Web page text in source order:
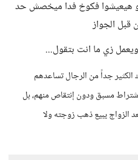
هيعيشوا فكوخ فدا ميخصش حد
الجواز
زي ما انت بتقول...
الكثير جداً من الرجال تساعدهم
مسبق ودون إنتقاص منهم، بل
الزواج يبيع ذهب زوجته ولا